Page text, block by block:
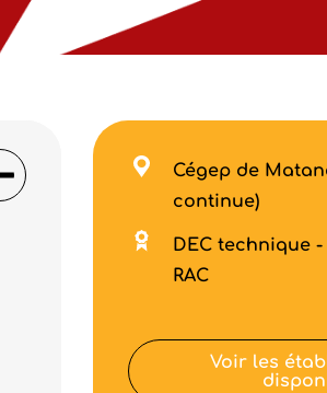
Cégep de
continue)
DEC technique
RAC
Voir les